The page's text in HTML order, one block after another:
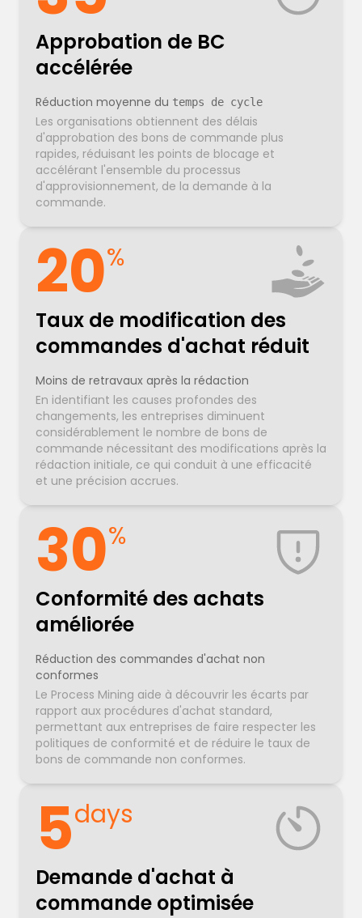
Approbation de BC
accélérée
Réduction moyenne du temps de cycle
Les organisations obtiennent des délais
d'approbation des bons de commande plus
rapides, réduisant les points de blocage et
accélérant l'ensemble du processus
d'approvisionnement, de la demande à la
commande.
20%
Taux de modification des
commandes d'achat réduit
Moins de retravaux après la rédaction
En identifiant les causes profondes des
changements, les entreprises diminuent
considérablement le nombre de bons de
commande nécessitant des modifications après la
rédaction initiale, ce qui conduit à une efficacité
et une précision accrues.
30%
Conformité des achats
améliorée
Réduction des commandes d'achat non
conformes
Le Process Mining aide à découvrir les écarts par
rapport aux procédures d'achat standard,
permettant aux entreprises de faire respecter les
politiques de conformité et de réduire le taux de
bons de commande non conformes.
5days
Demande d'achat à
commande optimisée